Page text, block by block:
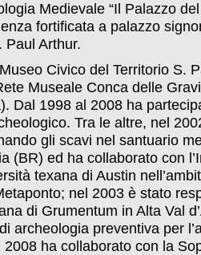
Medievale “Il Palazzo
fortificata a palazzo
Paul Arthur.
Civico del Territorio S.
Museale Conca delle
Dal 1998 al 2008 ha
Tra le altre, nel
gli scavi nel santuario
(BR) ed ha collaborato con
texana di Austin
nel 2003 è stato
di Grumentum in Alta Val
archeologia preventiva per
ha collaborato con la